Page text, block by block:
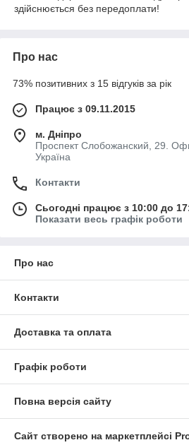
здійснюється без передоплати!
Про нас
73% позитивних з 15 відгуків за рік
Працює з 09.11.2015
м. Дніпро
Проспект Слобожанский, 29.
Україна
Контакти
Сьогодні працює з 10:00 до
Показати весь графік роботи
Про нас
Контакти
Доставка та оплата
Графік роботи
Повна версія сайту
Сайт створено на маркетплейсі